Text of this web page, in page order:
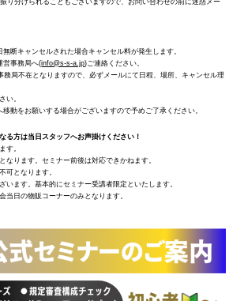
り分けられることもございますので、お問い合わせの前に迷惑メー
断キャンセルされた場合キャンセル料が発生します。
営事務局へ(info@s-s-a.jp)ご連絡ください。
務局不在となりますので、必ずメールにて日程、場所、キャンセル理
い。
動をお願いする場合がございますので予めご了承ください。
方は当日スタッフへお声掛けください！
す。
なります。セミナー前後は対応できかねます。
可となります。
います。基本的にセミナー受講者限定といたします。
当日の物販コーナーのみとなります。